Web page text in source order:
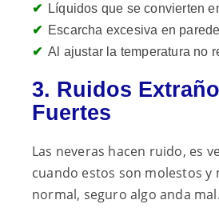
Líquidos que se convierten
Escarcha excesiva en
Al ajustar la temperatura no
3. Ruidos
Fuertes
Las neveras hacen ruido, es
cuando estos son molestos y
normal, seguro algo anda mal.